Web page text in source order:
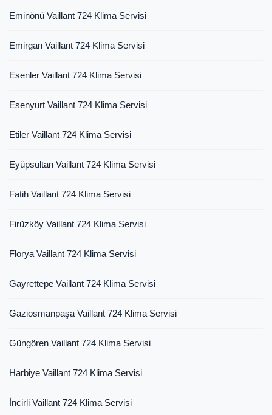
Eminönü Vaillant 724 Klima Servisi
Emirgan Vaillant 724 Klima Servisi
Esenler Vaillant 724 Klima Servisi
Esenyurt Vaillant 724 Klima Servisi
Etiler Vaillant 724 Klima Servisi
Eyüpsultan Vaillant 724 Klima Servisi
Fatih Vaillant 724 Klima Servisi
Firüzköy Vaillant 724 Klima Servisi
Florya Vaillant 724 Klima Servisi
Gayrettepe Vaillant 724 Klima Servisi
Gaziosmanpaşa Vaillant 724 Klima Servisi
Güngören Vaillant 724 Klima Servisi
Harbiye Vaillant 724 Klima Servisi
İncirli Vaillant 724 Klima Servisi